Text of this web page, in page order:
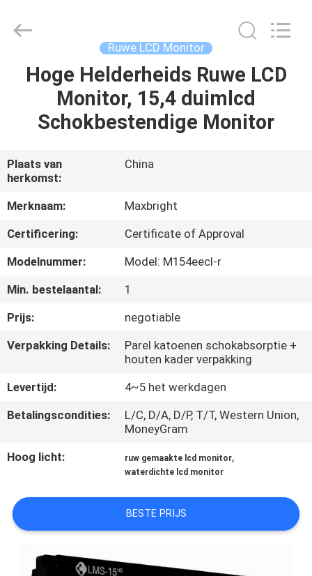
HUIS
PRODUCTEN
ONGEVEER
ONS
FABRIEKSREIS
CONTACTEER
ONS
NIEUWS
OM
CITAAT
SITEMAP
(Shenzhen)
Ruwe LCD Monitor
Hoge Helderheids Ruwe LCD
Monitor, 15,4 duimlcd
Schokbestendige Monitor
Plaats van
herkomst:
China
Merknaam:
Maxbright
Certificering:
Certificate of Approval
Modelnummer:
Model: M154eecl-r
Min. bestelaantal:
1
Prijs:
negotiable
Verpakking Details:
Parel katoenen schokabsorptie +
houten kader verpakking
Levertijd:
4~5 het werkdagen
Betalingscondities:
L/C, D/A, D/P, T/T, Western Union,
MoneyGram
Hoog licht:
ruw gemaakte lcd monitor,
waterdichte lcd monitor
BESTE PRIJS